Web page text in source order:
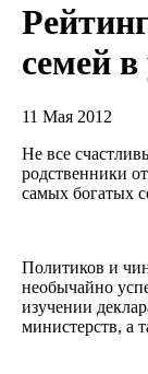
семей
11 Мая 2012
Не все
родственники
самых богатых
Политиков и
необычайно
изучении
министерств, а